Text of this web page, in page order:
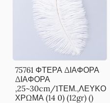
75761 ΦΤΕΡΑ ΔΙΑΦΟΡΑ
ΔΙΑΦΟΡΑ
,25~30cm/1ΤΕΜ.,ΛΕΥΚΟ
ΧΡΩΜΑ (14 0) (12gr) ()